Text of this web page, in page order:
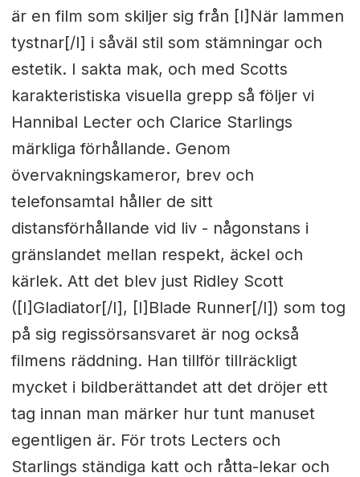
är en film som skiljer sig från [I]När lammen
tystnar[/I] i såväl stil som stämningar och
estetik. I sakta mak, och med Scotts
karakteristiska visuella grepp så följer vi
Hannibal Lecter och Clarice Starlings
märkliga förhållande. Genom
övervakningskameror, brev och
telefonsamtal håller de sitt
distansförhållande vid liv - någonstans i
gränslandet mellan respekt, äckel och
kärlek. Att det blev just Ridley Scott
([I]Gladiator[/I], [I]Blade Runner[/I]) som tog
på sig regissörsansvaret är nog också
filmens räddning. Han tillför tillräckligt
mycket i bildberättandet att det dröjer ett
tag innan man märker hur tunt manuset
egentligen är. För trots Lecters och
Starlings ständiga katt och råtta-lekar och